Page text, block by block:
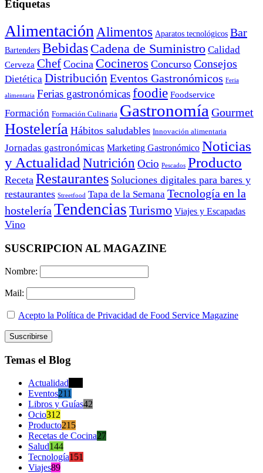
Etiquetas
Alimentación Alimentos Aparatos tecnológicos Bar
Bartenders Bebidas Cadena de Suministro Calidad
Cerveza Chef Cocina Cocineros Concurso Consejos
Dietética Distribución Eventos Gastronómicos Feria
alimentaria Ferias gastronómicasfoodie Foodservice
Formación Formación Culinaria Gastronomía Gourmet
Hostelería Hábitos saludables Innovación alimentaria
Jornadas gastronómicas Marketing Gastronómico Noticias
y Actualidad Nutrición Ocio Pescados Producto
Receta Restaurantes Soluciones digitales para bares y
restaurantes Streetfood Tapa de la Semana Tecnología en la
hostelería Tendencias Turismo Viajes y Escapadas
Vino
SUSCRIPCION AL MAGAZINE
Nombre:
Mail:
Acepto la Política de Privacidad de Food Service Magazine
Temas el Blog
Actualidad
Eventos211
Libros y Guías42
Ocio312
Producto215
Recetas de Cocina27
Salud144
Tecnología151
Viajes89